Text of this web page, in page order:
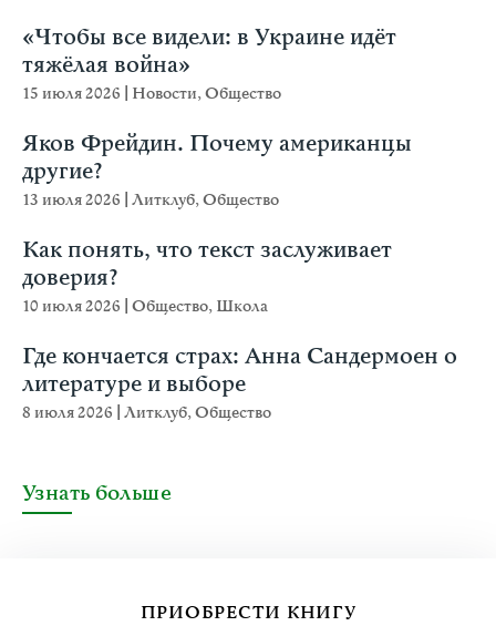
«Чтобы все видели: в Украине идёт
тяжёлая война»
15 июля 2026 Новости,Общество
Яков Фрейдин. Почему американцы
другие?
13 июля 2026 Литклуб,Общество
Как понять, что текст заслуживает
доверия?
10 июля 2026 Общество, Школа
Где кончается страх: Анна Сандермоен о
литературе и выборе
8 июля 2026 Литклуб,Общество
Узнать больше
ПРИОБРЕСТИ КНИГУ